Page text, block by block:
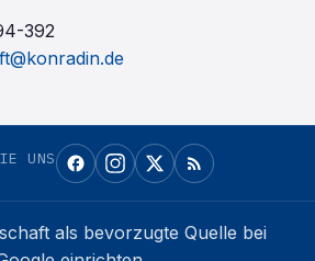
392
UNS
als bevorzugte Quelle bei